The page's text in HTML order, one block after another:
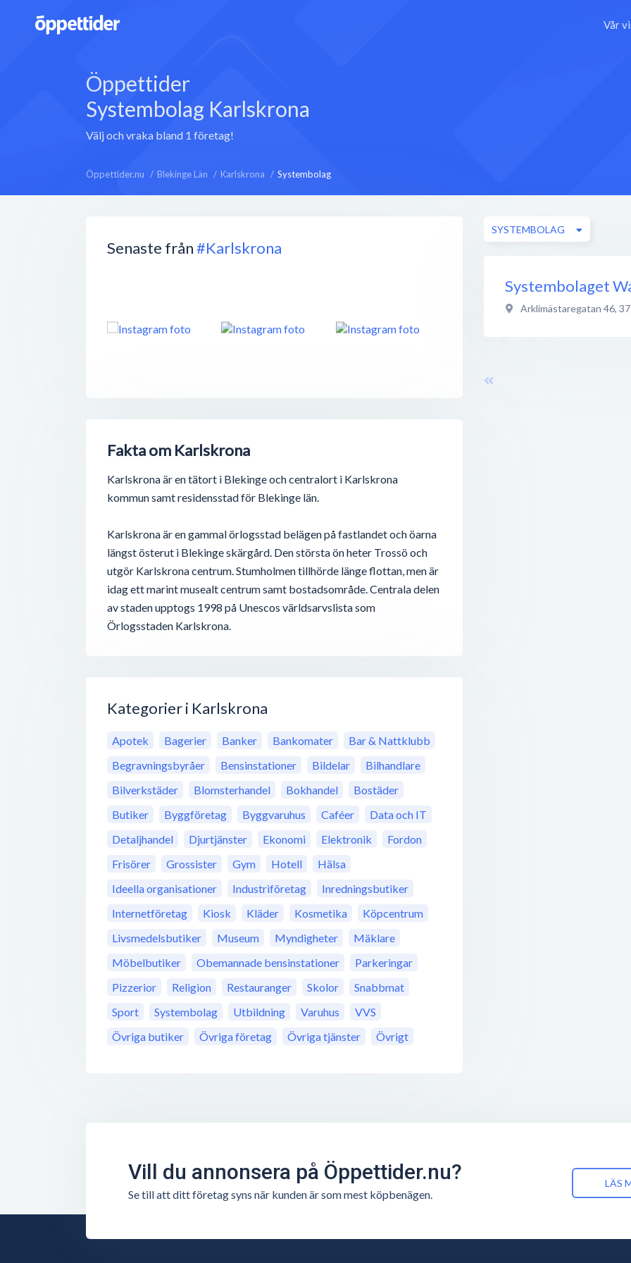
Vår
Öppettider
Systembolag Karlskrona
Välj och vraka bland 1 företag!
Öppettider.nu Blekinge Län Karlskrona Systembolag
Senaste från#Karlskrona
Fakta om Karlskrona
Karlskrona är en tätort i Blekinge och centralort i Karlskrona
kommun samt residensstad för Blekinge län.
Karlskrona är en gammal örlogsstad belägen på fastlandet och öarna
längst österut i Blekinge skärgård. Den största ön heter Trossö och
utgör Karlskrona centrum. Stumholmen tillhörde länge flottan, men är
idag ett marint musealt centrum samt bostadsområde. Centrala delen
av staden upptogs 1998 på Unescos världsarvslista som
Örlogsstaden Karlskrona.
Kategorier i Karlskrona
Apotek Bagerier Banker Bankomater
Bar & Nattklubb
Begravningsbyråer
Bensinstationer Bildelar
Bilhandlare
Bilverkstäder
Blomsterhandel Bokhandel
Bostäder
Butiker
Byggföretag Byggvaruhus Caféer
Data och IT
Detaljhandel
Djurtjänster Ekonomi Elektronik
Fordon
Frisörer
Grossister Gym Hotell
Hälsa
Ideella organisationer
Industriföretag
Inredningsbutiker
Internetföretag
Kiosk Kläder Kosmetika
Köpcentrum
Livsmedelsbutiker
Museum Myndigheter
Mäklare
Möbelbutiker
Obemannade bensinstationer
Parkeringar
Pizzerior
Religion Restauranger Skolor
Snabbmat
Sport
Systembolag Utbildning Varuhus
VVS
Övriga butiker
Övriga företag Övriga tjänster Övrigt
SYSTEMBOLAG
Systembolaget
Arklimästaregatan 46,
Vill du annonsera på Öppettider.nu?
Se till att ditt företag syns när kunden är som mest köpbenägen.
LÄS